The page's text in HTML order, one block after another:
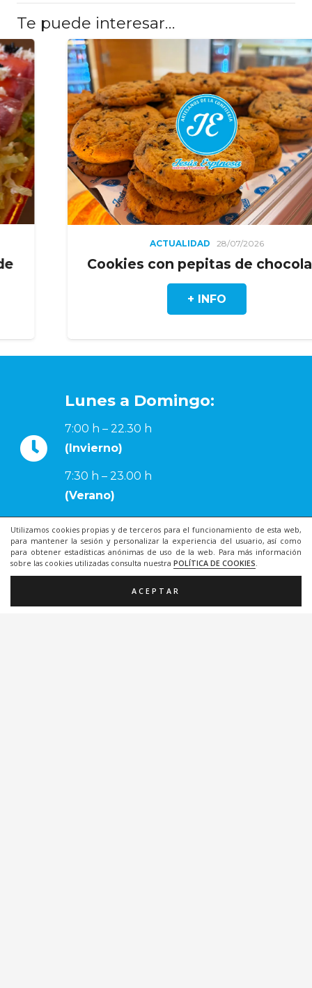
Utilizamos cookies propias y de terceros para el funcionamiento de esta web,
para mantener la sesión y personalizar la experiencia del usuario, así como
para obtener estadísticas anónimas de uso de la web. Para más información
sobre las cookies utilizadas consulta nuestra POLÍTICA DE COOKIES.
ACEPTAR
Te puede interesar…
28/07/2026
Cookies con pepitas de chocolate
Lunes a Domingo:
7:00 h – 22.30 h
(Invierno)
7:30 h – 23.00 h
(Verano)
968907050
868077351